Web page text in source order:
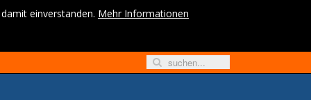
einverstanden. Mehr Informationen